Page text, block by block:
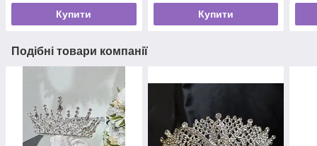
Купити Купити
Подібні товари компанії